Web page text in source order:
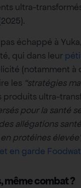
ultra-
échappé à
qui dans leur
(notamment à
les “stratégies
produits ultra-
pour la santé
allégations
protéines
en garde
même combat ?